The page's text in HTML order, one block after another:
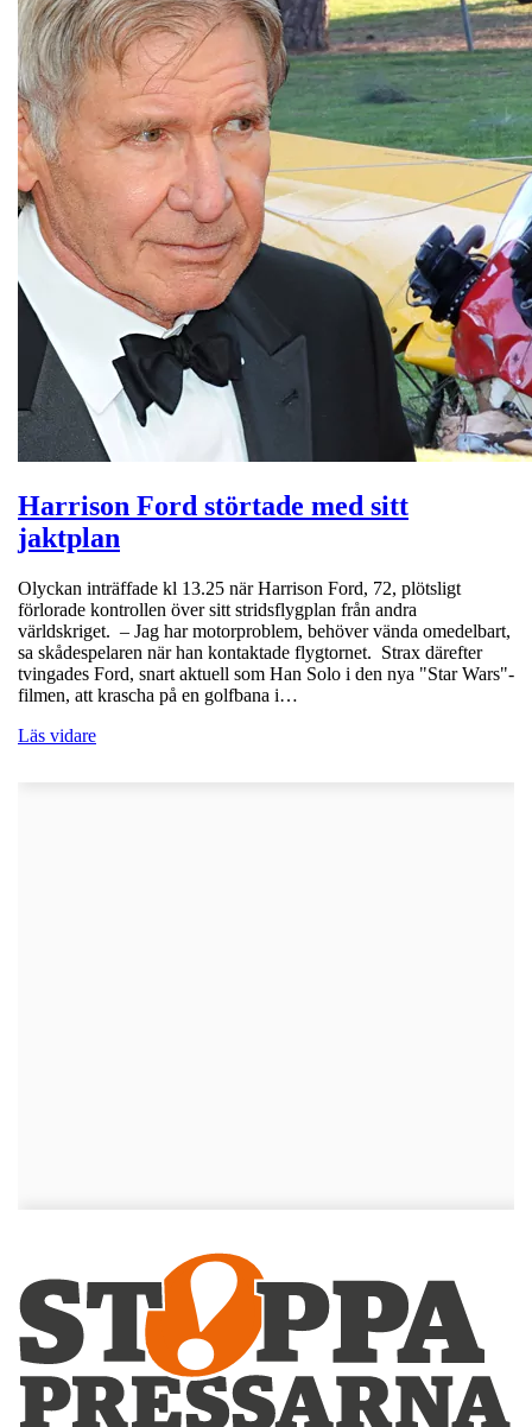
Harrison Ford störtade med sitt
jaktplan
Olyckan inträffade kl 13.25 när Harrison Ford, 72, plötsligt
förlorade kontrollen över sitt stridsflygplan från andra
världskriget. – Jag har motorproblem, behöver vända omedelbart,
sa skådespelaren när han kontaktade flygtornet. Strax därefter
tvingades Ford, snart aktuell som Han Solo i den nya "Star Wars"-
filmen, att krascha på en golfbana i…
Läs vidare